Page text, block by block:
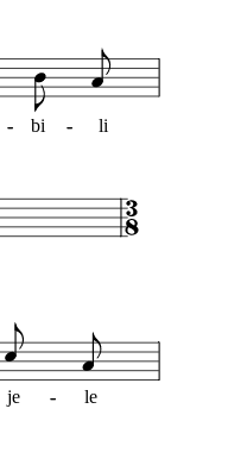
bi li
- -
- -
je le
-
-